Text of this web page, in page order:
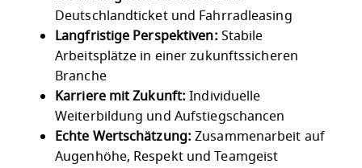
Deutschlandticket und Fahrradleasing
Langfristige Perspektiven: Stabile
Arbeitsplätze in einer zukunftssicheren
Branche
Karriere mit Zukunft: Individuelle
Weiterbildung und Aufstiegschancen
Echte Wertschätzung: Zusammenarbeit auf
Augenhöhe, Respekt und Teamgeist